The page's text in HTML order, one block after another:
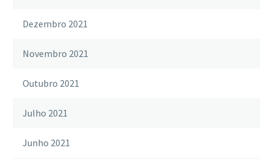
Dezembro 2021
Novembro 2021
Outubro 2021
Julho 2021
Junho 2021